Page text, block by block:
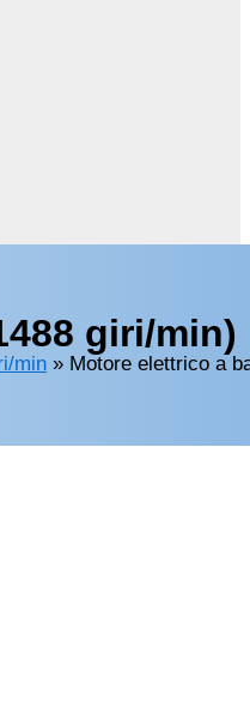
giri/min)
min » Motore elettrico a